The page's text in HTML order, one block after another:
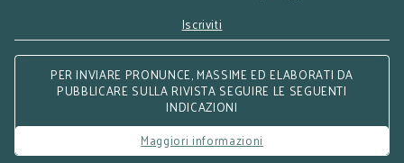
Iscriviti
PER INVIARE PRONUNCE, MASSIME ED ELABORATI DA
PUBBLICARE SULLA RIVISTA SEGUIRE LE SEGUENTI
INDICAZIONI
Maggiori informazioni